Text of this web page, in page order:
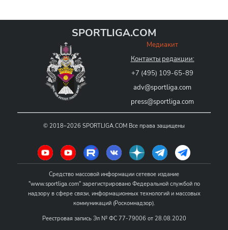
SPORTLIGA.COM
Медиакит
Контакты редакции:
+7 (495) 109-65-89
adv@sportliga.com
press@sportliga.com
© 2018–2026 SPORTLIGA.COM Все права защищены
Средство массовой информации сетевое издание
"www.sportliga.com" зарегистрировано Федеральной службой по
надзору в сфере связи, информационных технологий и массовых
коммуникаций (Роскомнадзор).
Реестровая запись Эл № ФС 77-79006 от 28.08.2020